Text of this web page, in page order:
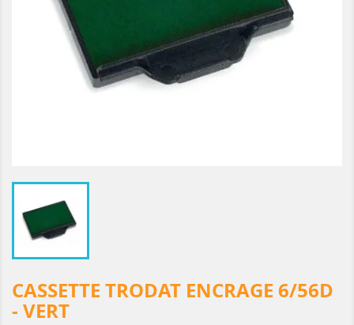
CASSETTE TRODAT ENCRAGE 6/56D
- VERT